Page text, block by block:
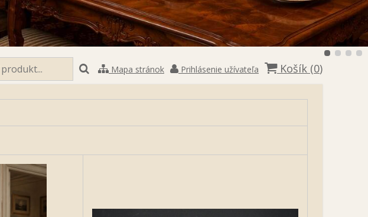
Mapa stránok Prihlásenie užívateľa Košík (0)